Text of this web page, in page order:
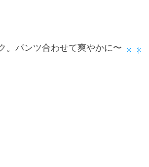
。パンツ合わせて爽やかに〜